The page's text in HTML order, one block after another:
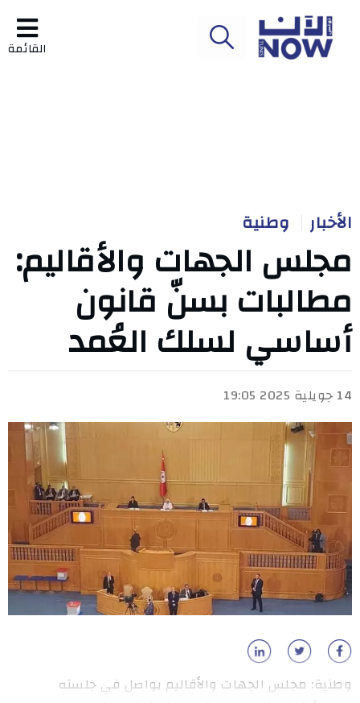
القائمة
الأخبار وطنية
مجلس الجهات والأقاليم:
مطالبات بسنّ قانون
أساسي لسلك العُمد
14 جويلية 2025 19:05
وطنية: مجلس الجهات والأقاليم يواصل في جلسته